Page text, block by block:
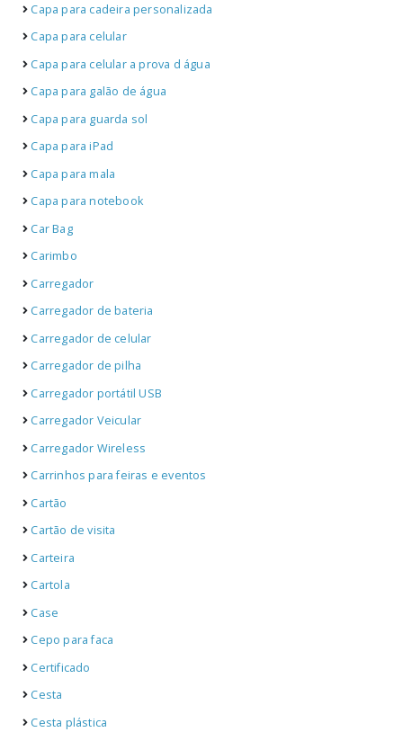
Capa para cadeira personalizada
Capa para celular
Capa para celular a prova d água
Capa para galão de água
Capa para guarda sol
Capa para iPad
Capa para mala
Capa para notebook
Car Bag
Carimbo
Carregador
Carregador de bateria
Carregador de celular
Carregador de pilha
Carregador portátil USB
Carregador Veicular
Carregador Wireless
Carrinhos para feiras e eventos
Cartão
Cartão de visita
Carteira
Cartola
Case
Cepo para faca
Certificado
Cesta
Cesta plástica